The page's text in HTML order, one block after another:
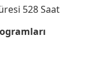
528 Saat